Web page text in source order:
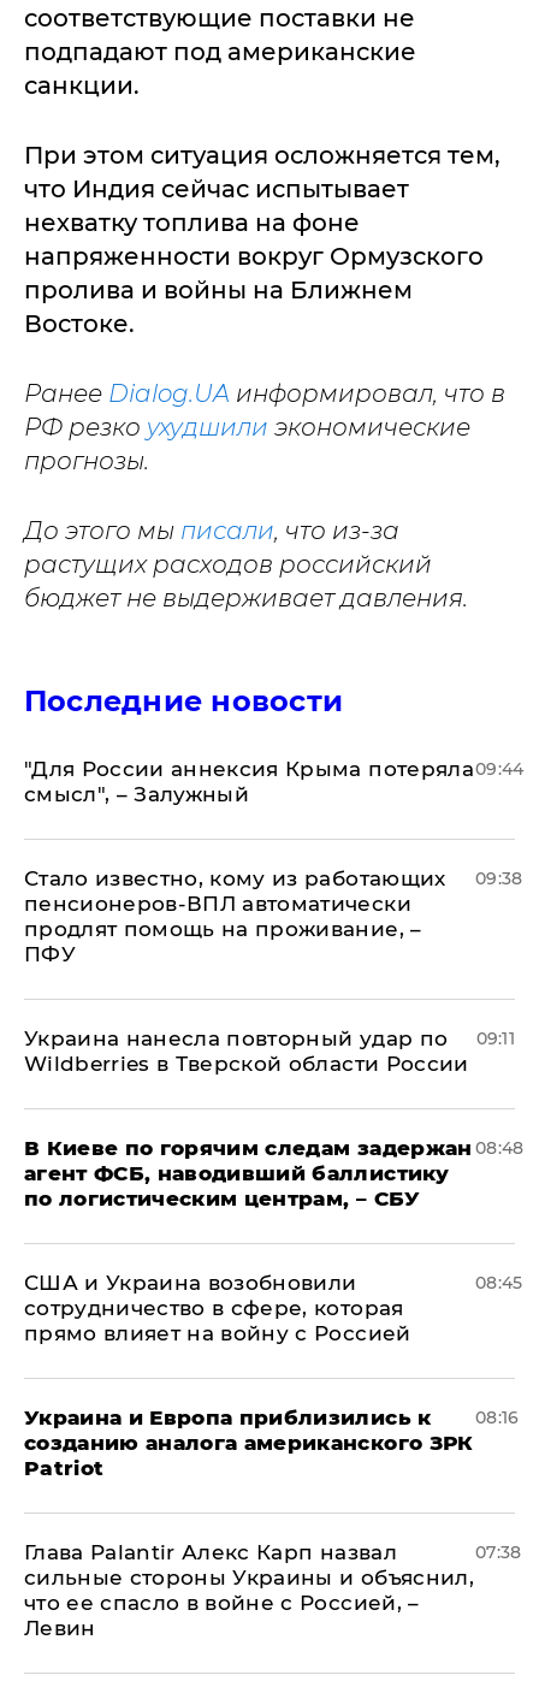
соответствующие поставки не
подпадают под американские
санкции.
При этом ситуация осложняется тем,
что Индия сейчас испытывает
нехватку топлива на фоне
напряженности вокруг Ормузского
пролива и войны на Ближнем
Востоке.
Ранее Dialog.UA информировал, что в
РФ резко ухудшили экономические
прогнозы.
До этого мы писали, что из-за
растущих расходов российский
бюджет не выдерживает давления.
Последние новости
"Для России аннексия Крыма потеряла
смысл", – Залужный
09:44
Стало известно, кому из работающих
пенсионеров-ВПЛ автоматически
продлят помощь на проживание, –
ПФУ
09:38
Украина нанесла повторный удар по
Wildberries в Тверской области России
09:11
В Киеве по горячим следам задержан
агент ФСБ, наводивший баллистику
по логистическим центрам, – СБУ
08:48
США и Украина возобновили
сотрудничество в сфере, которая
прямо влияет на войну с Россией
08:45
Украина и Европа приблизились к
созданию аналога американского ЗРК
Patriot
08:16
Глава Palantir Алекс Карп назвал
сильные стороны Украины и объяснил,
что ее спасло в войне с Россией, –
Левин
07:38